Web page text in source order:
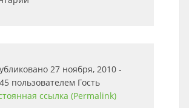
27 ноября, 2010 -
пользователем Гость
ссылка (Permalink)